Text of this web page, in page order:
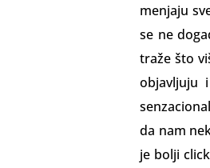
menjaju
se ne
traže što
objavljuju
da nam
je bolji